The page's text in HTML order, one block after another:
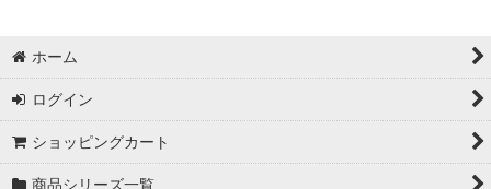
ホーム
ログイン
ショッピングカート
商品シリーズ一覧